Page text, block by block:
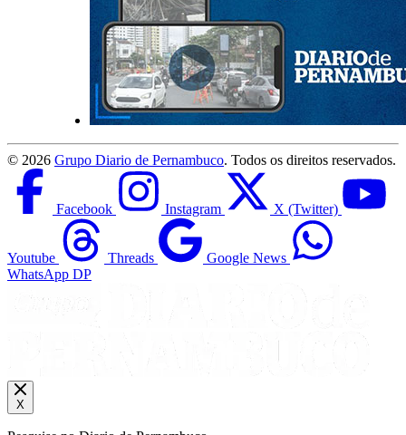
© 2026 Grupo Diario de Pernambuco. Todos os direitos reservados.
Facebook Instagram X (Twitter)
Youtube Threads
Google News
WhatsApp DP
X